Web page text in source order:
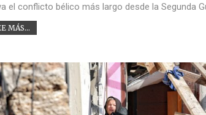
el conflicto bélico más largo desde la Segunda
MÁS...